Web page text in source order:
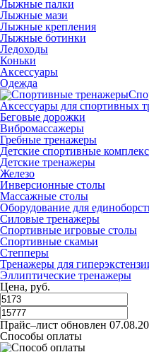
Лыжные палки
Лыжные мази
Лыжные крепления
Лыжные ботинки
Ледоходы
Коньки
Аксессуары
Одежда
Аксессуары для спортивных
Беговые дорожки
Вибромассажеры
Гребные тренажеры
Детские спортивные
Детские тренажеры
Железо
Инверсионные столы
Массажные столы
Оборудование для
Силовые тренажеры
Спортивные игровые столы
Спортивные скамьи
Степперы
Тренажеры для
Эллиптические тренажеры
Цена, руб.
Прайс–лист обновлен
Способы оплаты